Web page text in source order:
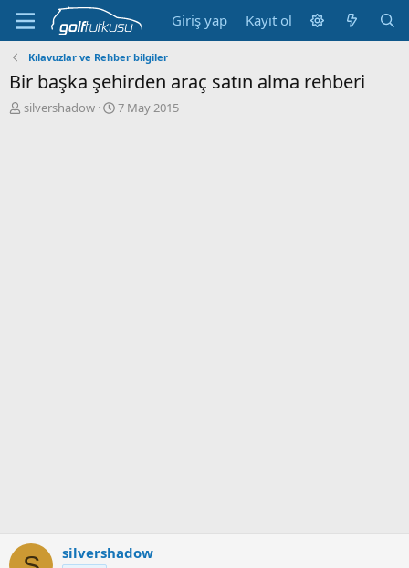
Giriş yap Kayıt ol
Kılavuzlar ve Rehber bilgiler
Bir başka şehirden araç satın alma rehberi
K
silvershadow
B
7 May 2015
silvershadow